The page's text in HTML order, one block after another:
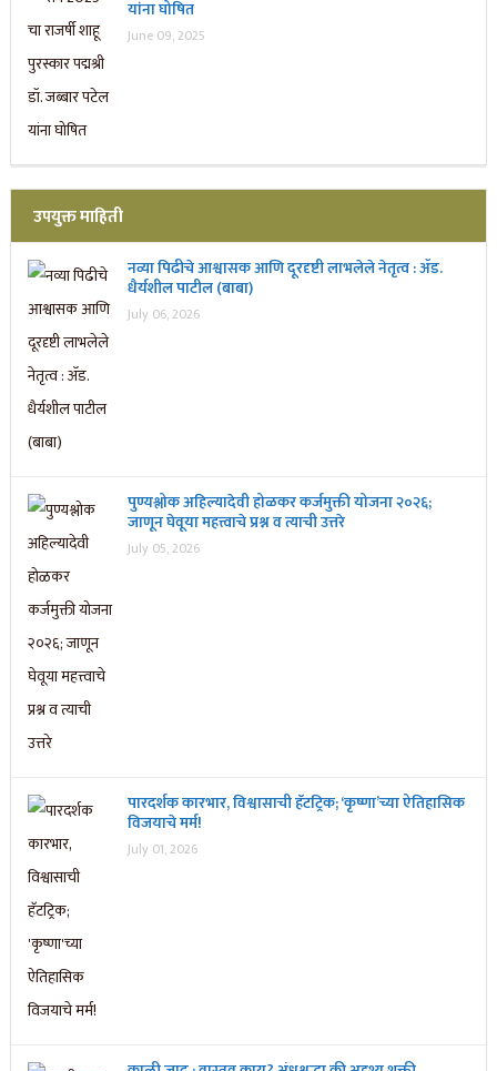
यांना घोषित
June 09, 2025
उपयुक्त माहिती
नव्या पिढीचे आश्वासक आणि दूरदृष्टी लाभलेले नेतृत्व : ॲड.
धैर्यशील पाटील (बाबा)
July 06, 2026
पुण्यश्लोक अहिल्यादेवी होळकर कर्जमुक्ती योजना २०२६;
जाणून घेवूया महत्त्वाचे प्रश्न व त्याची उत्तरे
July 05, 2026
पारदर्शक कारभार, विश्वासाची हॅटट्रिक; ‘कृष्णा’च्या ऐतिहासिक
विजयाचे मर्म!
July 01, 2026